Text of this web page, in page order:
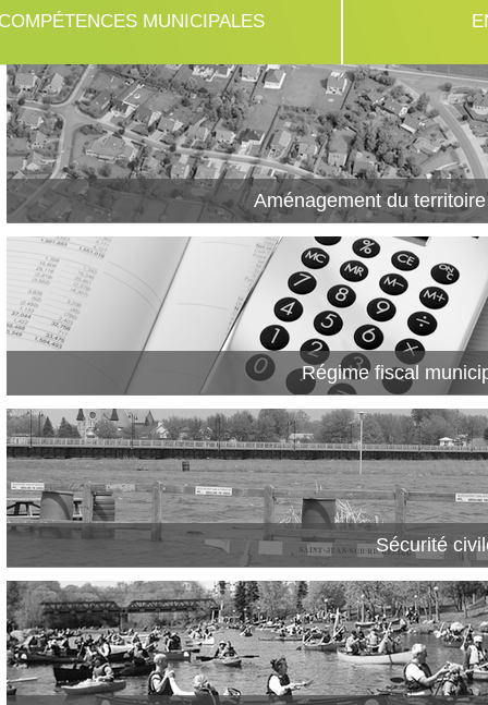
MUNICIPALES
Aménagement du territoire
Régime fiscal
Sécurité